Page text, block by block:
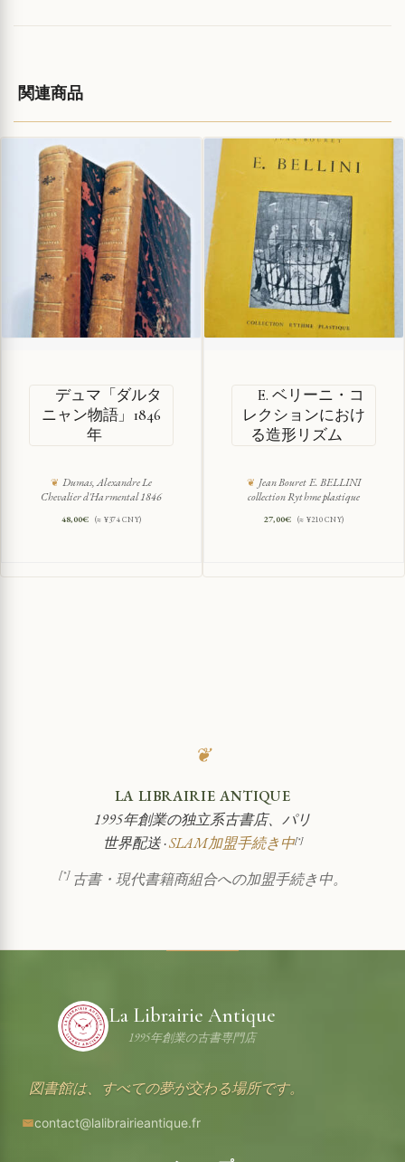
関連商品
デュマ「ダルタ
ニャン物語」1846
年
Dumas, Alexandre Le
Chevalier d'Harmental 1846
48,00€ (≈ ¥374 CNY)
E. ベリーニ・コ
レクションにおけ
る造形リズム
Jean Bouret E. BELLINI
collection Rythme plastique
27,00€ (≈ ¥210 CNY)
❦
LA LIBRAIRIE ANTIQUE
1995年創業の独立系古書店、パリ
世界配送 ·SLAM加盟手続き中[*]
[*]古書・現代書籍商組合への加盟手続き中。
La Librairie Antique
1995年創業の古書専門店
図書館は、すべての夢が交わる場所です。
contact@lalibrairieantique.fr